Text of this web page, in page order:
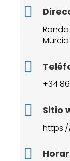
Ronda
Murcia
+34
Sitio